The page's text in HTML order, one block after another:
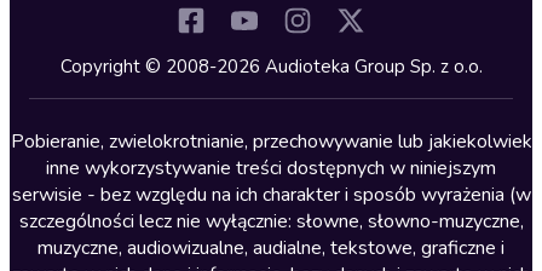
Kryminały
Lektury szkolne
Literatura anglojęzyczna
Literatura faktu
Literatura obyczajowa
Literatura piękna obca
Copyright © 2008-2026 Audioteka Group Sp. z o.o.
Pobieranie, zwielokrotnianie, przechowywanie lub jakiekolwiek
inne wykorzystywanie treści dostępnych w niniejszym
serwisie - bez względu na ich charakter i sposób wyrażenia (w
szczególności lecz nie wyłącznie: słowne, słowno-muzyczne,
muzyczne, audiowizualne, audialne, tekstowe, graficzne i